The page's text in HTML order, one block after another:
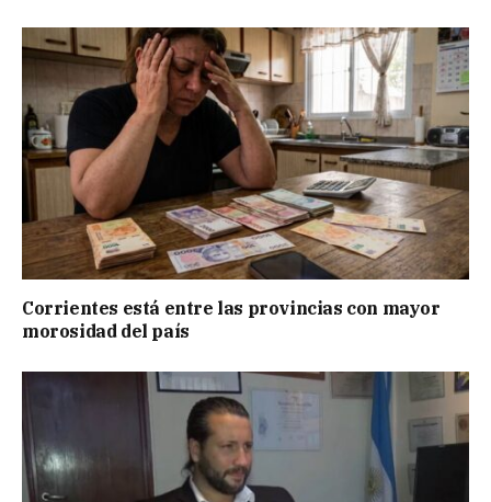
Corrientes está entre las provincias con mayor
morosidad del país